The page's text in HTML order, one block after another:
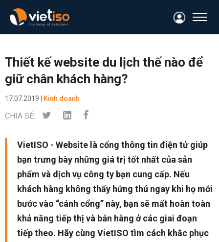
Thiết kế website du lịch thế nào để
giữ chân khách hàng?
17.07.2019 | Kinh doanh
CHIA SẺ:
VietISO - Website là cổng thông tin điện tử giúp
bạn trưng bày những giá trị tốt nhất của sản
phẩm và dịch vụ công ty bạn cung cấp. Nếu
khách hàng không thấy hứng thú ngay khi họ mới
bước vào “cánh cổng” này, bạn sẽ mất hoàn toàn
khả năng tiếp thị và bán hàng ở các giai đoạn
tiếp theo. Hãy cùng VietISO tìm cách khắc phục